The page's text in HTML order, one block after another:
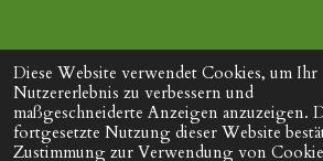
Diese Website verwendet Cookies, um Ihr
Nutzererlebnis zu verbessern und
maßgeschneiderte Anzeigen anzuzeigen.
fortgesetzte Nutzung dieser Website
Zustimmung zur Verwendung von